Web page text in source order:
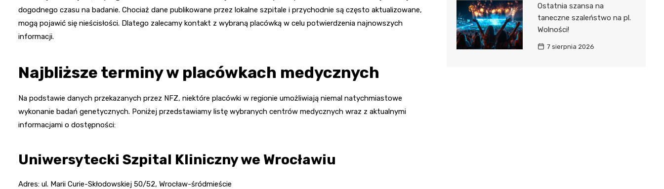
dogodnego czasu na badanie. Chociaż dane publikowane przez lokalne szpitale i przychodnie są często aktualizowane,
mogą pojawić się nieścisłości. Dlatego zalecamy kontakt z wybraną placówką w celu potwierdzenia najnowszych
informacji.
Najbliższe terminy w placówkach medycznych
Na podstawie danych przekazanych przez NFZ, niektóre placówki w regionie umożliwiają niemal natychmiastowe
wykonanie badań genetycznych. Poniżej przedstawiamy listę wybranych centrów medycznych wraz z aktualnymi
informacjami o dostępności:
Uniwersytecki Szpital Kliniczny we Wrocławiu
Adres: ul. Marii Curie-Skłodowskiej 50/52, Wrocław-śródmieście
Ostatnia szansa na
taneczne szaleństwo na pl.
Wolności!
7 sierpnia 2026